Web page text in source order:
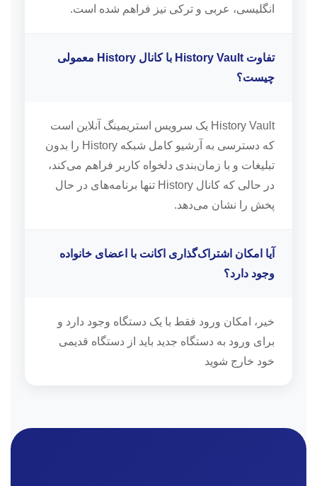
انگلیسی، عربی و ترکی نیز فراهم شده است.
تفاوت History Vault با کانال History معمولی
چیست؟
History Vault یک سرویس استریمینگ آنلاین است
که دسترسی به آرشیو کامل شبکه History را بدون
تبلیغات و با زمان‌بندی دلخواه کاربر فراهم می‌کند،
در حالی که کانال History تنها برنامه‌های در حال
پخش را نشان می‌دهد.
آیا امکان اشتراک‌گذاری اکانت با اعضای خانواده
وجود دارد؟
خیر، امکان ورود فقط با یک دستگاه وجود دارد و
برای ورود به دستگاه جدید باید از دستگاه قدیمی
خود خارج شوید